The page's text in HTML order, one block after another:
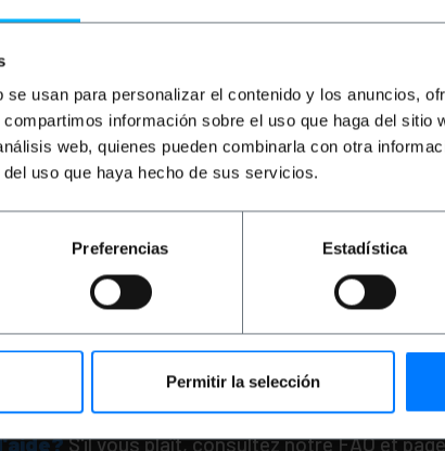
usan para personalizar el contenido y los anuncios,
información sobre el uso que haga del sitio
web, quienes pueden combinarla con otra
uso que haya hecho de sus servicios.
Preferencias Estadística
Permitir la selección
PRIMEMATIK
PVP
21,54€
21,54 €VAT inc.
Livraison
S'il vous plaît, consultez notre FAQ et